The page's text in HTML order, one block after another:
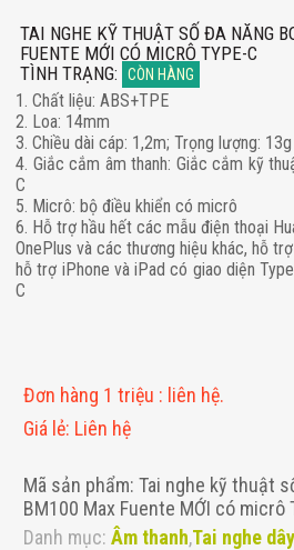
TAI NGHE KỸ THUẬT SỐ ĐA NĂNG
FUENTE MỚI CÓ MICRÔ TYPE-C
TÌNH TRẠNG: CÒN HÀNG
1. Chất liệu: ABS+TPE
2. Loa: 14mm
3. Chiều dài cáp: 1,2m; Trọng lượng: 13g
4. Giắc cắm âm thanh: Giắc cắm kỹ
C
5. Micrô: bộ điều khiển có micrô
6. Hỗ trợ hầu hết các mẫu điện thoại
OnePlus và các thương hiệu khác, hỗ
hỗ trợ iPhone và iPad có giao diện
C
Đơn hàng 1 triệu : liên hệ.
Giá lẻ: Liên hệ
Mã sản phẩm: Tai nghe kỹ thuật
BM100 Max Fuente MỚI có micrô
Danh mục:Âm thanh,Tai nghe dây